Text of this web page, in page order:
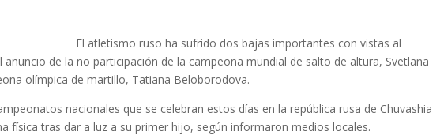
El atletismo ruso ha sufrido dos bajas importantes con vistas al
de la no participación de la campeona mundial de salto de altura, Svetlana
olímpica de martillo, Tatiana Beloborodova.
nacionales que se celebran estos días en la república rusa de Chuvashia
física tras dar a luz a su primer hijo, según informaron medios locales.